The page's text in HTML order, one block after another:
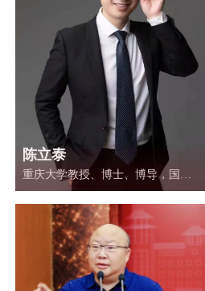
陈立泰
重庆大学教授、博士、博导，国家
社科基金项目评审专家、教育部博
士点专项基金项目评审专家、重庆
市公务员优秀培训师资库教师。